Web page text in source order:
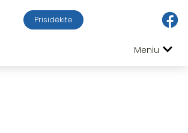
Prisidėkite
Meniu